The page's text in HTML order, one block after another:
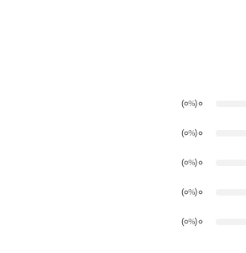
0
(0
%
)
0
(0
%
)
0
(0
%
)
0
(0
%
)
0
(0
%
)